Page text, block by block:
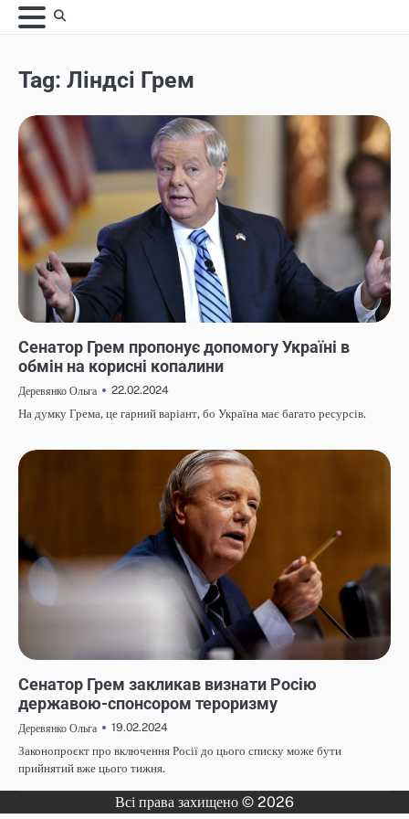
Skip
to
Tag: Ліндсі Грем
Сенатор Грем пропонує допомогу Україні в
обмін на корисні копалини
Деревянко Ольга
22.02.2024
На думку Грема, це гарний варіант, бо Україна має багато ресурсів.
Сенатор Грем закликав визнати Росію
державою-спонсором тероризму
Деревянко Ольга
19.02.2024
Законопроєкт про включення Росії до цього списку може бути
прийнятий вже цього тижня.
Всі права захищено © 2026